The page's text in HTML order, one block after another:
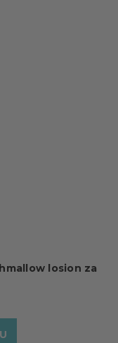
losion za